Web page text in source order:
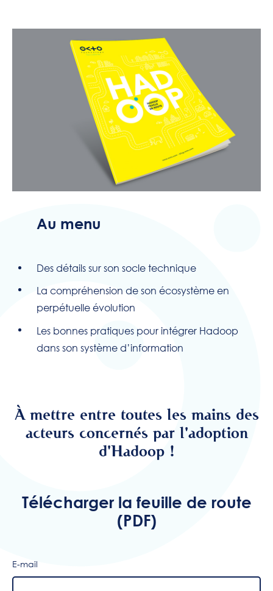
Au menu
Des détails sur son socle technique
La compréhension de son écosystème en
perpétuelle évolution
Les bonnes pratiques pour intégrer Hadoop
dans son système d’information
À mettre entre toutes les mains des
acteurs concernés par l'adoption
d'Hadoop !
Télécharger la feuille de route
(PDF)
E-mail